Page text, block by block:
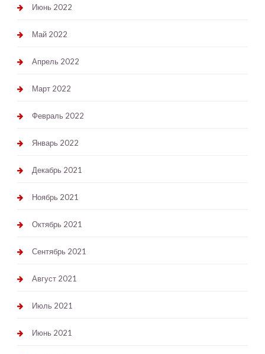
Июнь 2022
Май 2022
Апрель 2022
Март 2022
Февраль 2022
Январь 2022
Декабрь 2021
Ноябрь 2021
Октябрь 2021
Сентябрь 2021
Август 2021
Июль 2021
Июнь 2021